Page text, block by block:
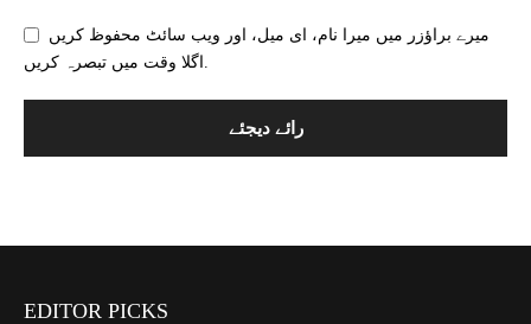
میرے براؤزر میں میرا نام، ای میل، اور ویب سائٹ محفوظ کریں
EDITOR PICKS